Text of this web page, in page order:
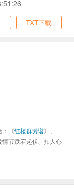
TXT下载
：《红楼群芳谱》、
节跌宕起伏、扣人心